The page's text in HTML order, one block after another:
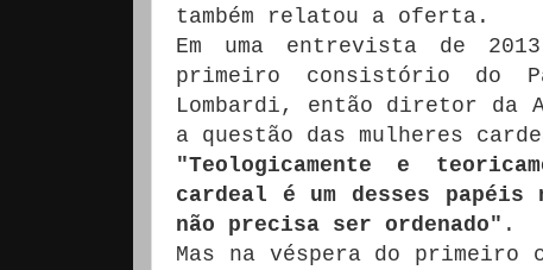
também relatou a oferta.
Em uma entrevista de
primeiro consistório do
Lombardi, então diretor da
a questão das mulheres
"Teologicamente e
cardeal é um desses
não precisa ser ordenado" .
Mas na véspera do